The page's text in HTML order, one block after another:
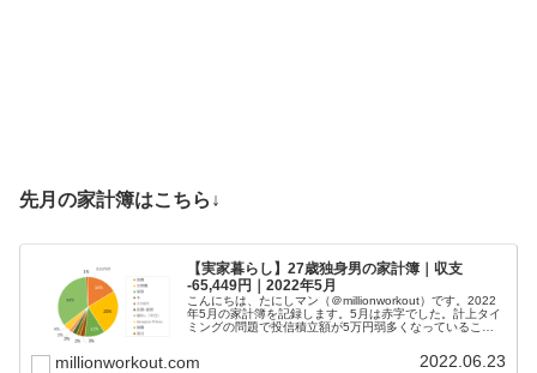
先月の家計簿はこちら↓
【実家暮らし】27歳独身男の家計簿｜収支
-65,449円｜2022年5月
こんにちは、たにしマン（＠millionworkout）です。2022
年5月の家計簿を記録します。5月は赤字でした。計上タイ
ミングの問題で投信積立額が5万円弱多くなっていること
millionworkout.com 2022.06.23